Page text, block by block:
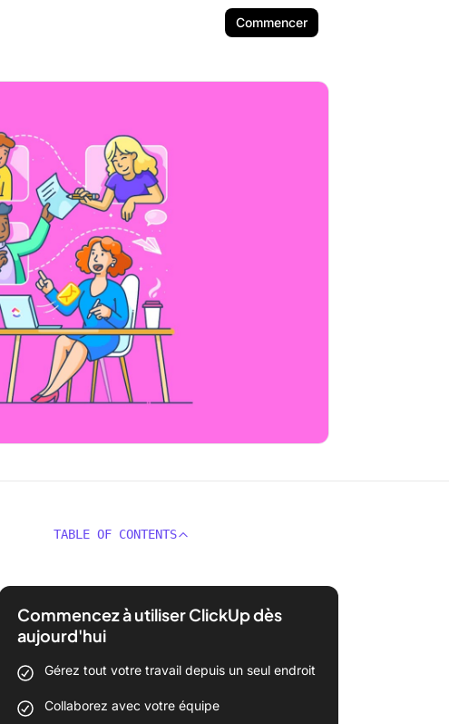
Commencer
TABLE OF CONTENTS
Commencez à utiliser ClickUp dès
aujourd'hui
Gérez tout votre travail depuis un seul endroit
Collaborez avec votre équipe